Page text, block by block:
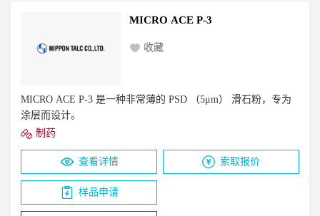
MICRO ACE P-3
收藏
MICRO ACE P-3 是一种非常薄的 PSD （5μm） 滑石粉，专为
涂层而设计。
制药
查看详情 索取报价
样品申请